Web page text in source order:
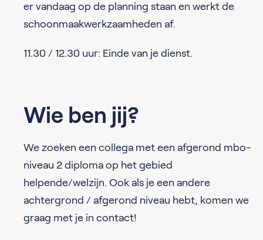
er vandaag op de planning staan en werkt de
schoonmaakwerkzaamheden af.
11.30 / 12.30 uur: Einde van je dienst.
Wie ben jij?
We zoeken een collega met een afgerond mbo-
niveau 2 diploma op het gebied
helpende/welzijn. Ook als je een andere
achtergrond / afgerond niveau hebt, komen we
graag met je in contact!